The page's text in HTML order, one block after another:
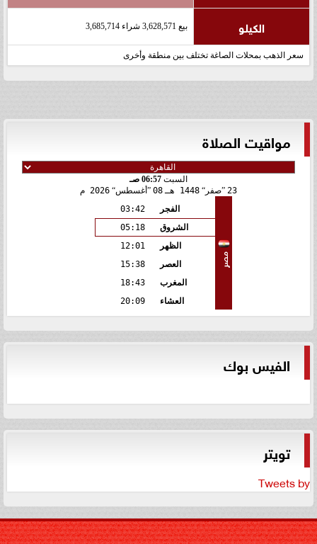
الكيلو بيع 3,628,571 شراء 3,685,714
سعر الذهب بمحلات الصاغة تختلف بين منطقة وأخرى
مواقيت الصلاة
السبت 06:57 صـ
23
صفر 1448 هـ 08 أغسطس 2026 م
مصر
الفجر
03:42
الشروق
05:18
الظهر
12:01
العصر
15:38
المغرب
18:43
العشاء
20:09
الفيس بوك
تويتر
Tweets by